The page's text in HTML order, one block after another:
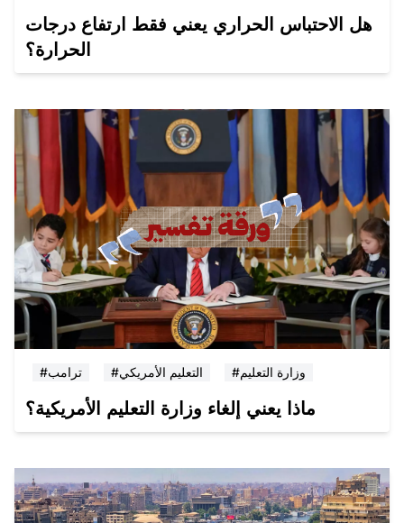
هل الاحتباس الحراري يعني فقط ارتفاع درجات
الحرارة؟
#ترامب #التعليم الأمريكي #وزارة التعليم
ماذا يعني إلغاء وزارة التعليم الأمريكية؟